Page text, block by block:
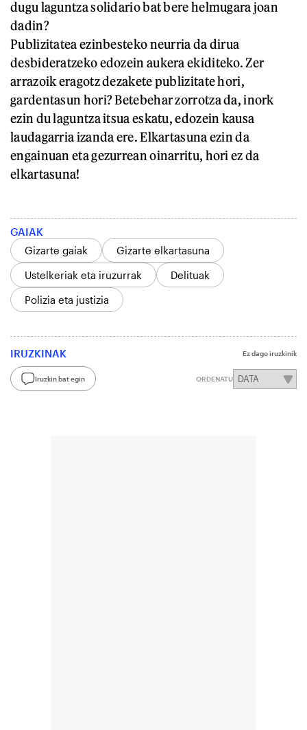
dugu laguntza solidario bat bere helmugara joan
dadin?
Publizitatea ezinbesteko neurria da dirua
desbideratzeko edozein aukera ekiditeko. Zer
arrazoik eragotz dezakete publizitate hori,
gardentasun hori? Betebehar zorrotza da, inork
ezin du laguntza itsua eskatu, edozein kausa
laudagarria izanda ere. Elkartasuna ezin da
engainuan eta gezurrean oinarritu, hori ez da
elkartasuna!
GAIAK
Gizarte gaiak
Gizarte elkartasuna
Ustelkeriak eta iruzurrak
Delituak
Polizia eta justizia
IRUZKINAK Ez dago iruzkinik
Iruzkin bat egin ORDENATU